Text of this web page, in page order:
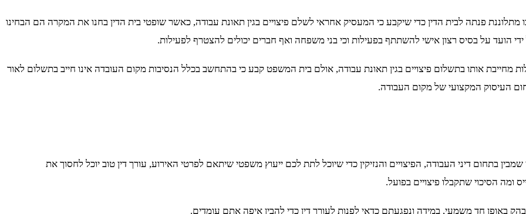
פנתה לבית הדין כדי שיקבע כי המעסיק אחראי לשלם פיצויים בגין תאונת עבודה, כאשר שופטי בית הדין בחנו את המקרה הם הבחינו
הועד על בסיס רצון אישי להשתתף בפעילות וכי בני משפחה ואף חברים יכולים להצטרף לפעילות.
אותו בתשלום פיצויים בגין תאונת עבודה, אולם בית המשפט קבע כי בהתחשב בכלל הנסיבות מקום העובדה אינו חייב בתשלום לאור
העיסוק המקצועי של מקום העבודה.
בתחום דיני העבודה, הפיצויים והנזיקין כדי שיוכל לתת לכם ייעוץ משפטי שיתאם לפרטי האירוע, עורך דין טוב יוכל לחסוך את
ומה הסיכוי שתקבלו פיצויים בפועל.
באופן חד משמעי, במידה ונפגעתם כדאי לפנות לעורך דין כדי להבין איפה אתם עומדים.